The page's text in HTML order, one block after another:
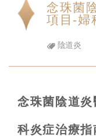
念珠菌
項目-婦
陰道炎
念珠菌陰道
科炎症治療指